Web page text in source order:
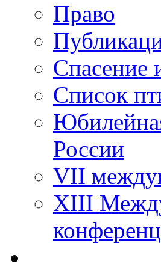
Право
Спасение
Список
России
VII
XIII